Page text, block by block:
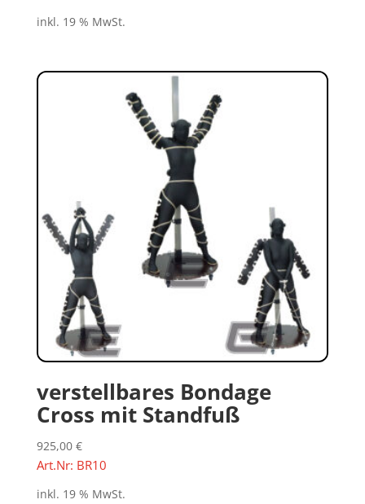
inkl. 19 % MwSt.
verstellbares Bondage
Cross mit Standfuß
925,00 €
Art.Nr: BR10
inkl. 19 % MwSt.